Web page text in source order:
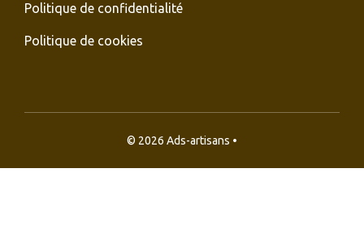
Politique de confidentialité
Politique de cookies
© 2026 Ads-artisans •